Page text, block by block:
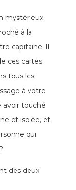
mystérieux
à la
capitaine. Il
ces cartes
tous les
à votre
avoir touché
et isolée, et
qui
des deux